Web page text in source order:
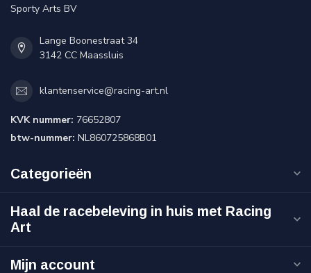
Sporty Arts BV
Lange Boonestraat 34
3142 CC Maassluis
klantenservice@racing-art.nl
KVK nummer: 76652807
btw-nummer: NL860725868B01
Categorieën
Haal de racebeleving in huis met Racing
Art
Mijn account